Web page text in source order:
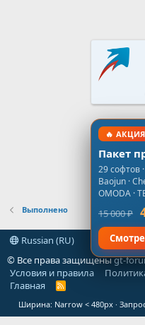
Выполнено
Russian (RU)
© Все права защищеныgt-
Условия и правила
Главная
R
S
Ширина
🔥
Пакет
29 софтов
Baojun ·
OMODA ·
15 000 ₽